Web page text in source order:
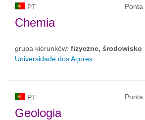
PT Ponta
Chemia
grupa kierunków: fizyczne, środowisko
Universidade dos Açores
PT Ponta
Geologia